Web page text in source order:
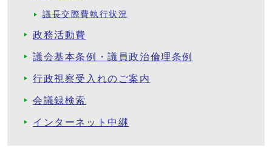
議長交際費執行状況
政務活動費
議会基本条例・議員政治倫理条例
行政視察受入れのご案内
会議録検索
インターネット中継